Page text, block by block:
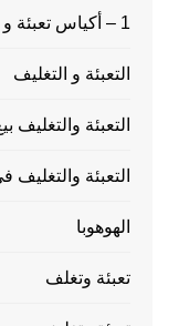
1 – أكياس تعبئة و تغليف
التعبئة و التغليف
التعبئة والتغليف
التعبئة
الهوهوبا
تعبئة وتغلف